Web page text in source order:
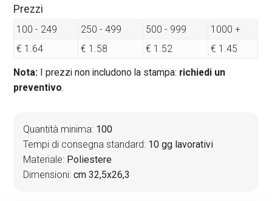
Prezzi
100 - 249 250 - 499 500 - 999
1000 +
€ 1.64
€ 1.58 € 1.52 € 1.45
Nota: I prezzi non includono la stampa: richiedi un
preventivo.
Quantità minima: 100
Tempi di consegna standard: 10 gg lavorativi
Materiale: Poliestere
Dimensioni:cm 32,5x26,3